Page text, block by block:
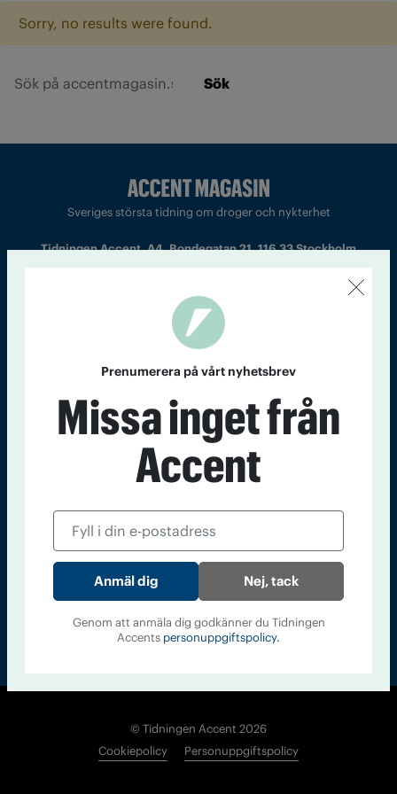
Sorry, no results were found.
Sök
Sveriges största tidning om droger och nykterhet
Tidningen Accent, A4, Bondegatan 21, 116 33 Stockholm
Chefredaktör och ansvarig utgivare: Barbro Janson Lundkvist,
barbro@a4.se.
Kontakt Om Tidningen Tidningsarkiv In English
Läs tidigare
Accent
© Tidningen Accent 2026
Cookiepolicy
Personuppgiftspolicy
Prenumerera på vårt nyhetsbrev
Missa inget från
Accent
Nej, tack
Genom att anmäla dig godkänner du Tidningen
Accents personuppgiftspolicy.